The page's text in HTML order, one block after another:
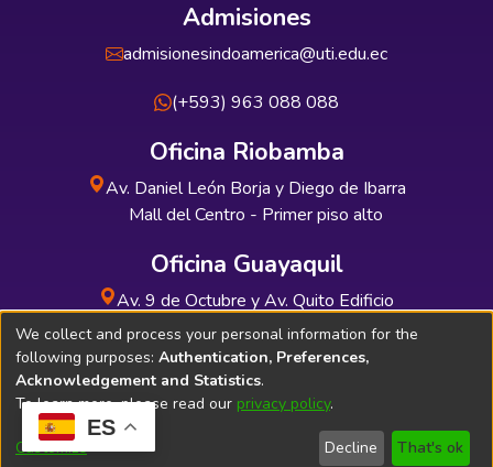
ES
Admisiones
admisionesindoamerica@uti.edu.ec
(+593) 963 088 088
Oficina Riobamba
Av. Daniel León Borja y Diego de Ibarra
Mall del Centro - Primer piso alto
Oficina Guayaquil
Av. 9 de Octubre y Av. Quito Edificio
INDUAUTO - Planta baja
Soporte Técnico Bibliolatino.com
We collect and process your personal information for the
following purposes: Authentication, Preferences,
Acknowledgement and Statistics.
To learn more, please read our privacy policy.
Customize Decline That's ok